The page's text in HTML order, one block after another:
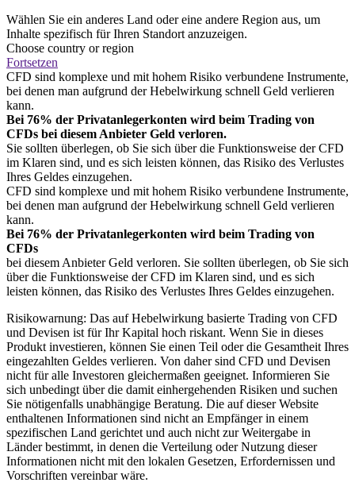
Wählen Sie ein anderes Land oder eine andere Region aus, um
Inhalte spezifisch für Ihren Standort anzuzeigen.
Choose country or region
Fortsetzen
CFD sind komplexe und mit hohem Risiko verbundene Instrumente,
bei denen man aufgrund der Hebelwirkung schnell Geld verlieren
kann.
Bei 76% der Privatanlegerkonten wird beim Trading von
CFDs bei diesem Anbieter Geld verloren.
Sie sollten überlegen, ob Sie sich über die Funktionsweise der CFD
im Klaren sind, und es sich leisten können, das Risiko des Verlustes
Ihres Geldes einzugehen.
CFD sind komplexe und mit hohem Risiko verbundene Instrumente,
bei denen man aufgrund der Hebelwirkung schnell Geld verlieren
kann.
Bei 76% der Privatanlegerkonten wird beim Trading von
CFDs
bei diesem Anbieter Geld verloren. Sie sollten überlegen, ob Sie sich
über die Funktionsweise der CFD im Klaren sind, und es sich
leisten können, das Risiko des Verlustes Ihres Geldes einzugehen.
Risikowarnung: Das auf Hebelwirkung basierte Trading von CFD
und Devisen ist für Ihr Kapital hoch riskant. Wenn Sie in dieses
Produkt investieren, können Sie einen Teil oder die Gesamtheit Ihres
eingezahlten Geldes verlieren. Von daher sind CFD und Devisen
nicht für alle Investoren gleichermaßen geeignet. Informieren Sie
sich unbedingt über die damit einhergehenden Risiken und suchen
Sie nötigenfalls unabhängige Beratung. Die auf dieser Website
enthaltenen Informationen sind nicht an Empfänger in einem
spezifischen Land gerichtet und auch nicht zur Weitergabe in
Länder bestimmt, in denen die Verteilung oder Nutzung dieser
Informationen nicht mit den lokalen Gesetzen, Erfordernissen und
Vorschriften vereinbar wäre.